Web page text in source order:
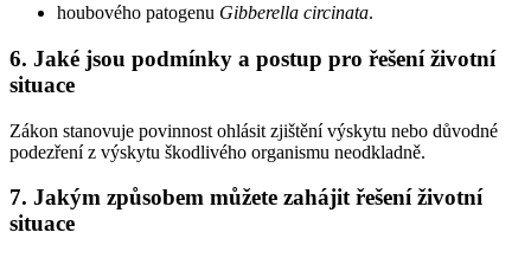
houbového patogenu Gibberella circinata.
6. Jaké jsou podmínky a postup pro řešení životní
situace
Zákon stanovuje povinnost ohlásit zjištění výskytu nebo důvodné
podezření z výskytu škodlivého organismu neodkladně.
7. Jakým způsobem můžete zahájit řešení životní
situace